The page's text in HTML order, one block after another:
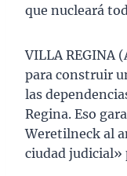
que nucleará
VILLA REGINA
para construir
las
Regina. Eso
Weretilneck al
ciudad judicial»